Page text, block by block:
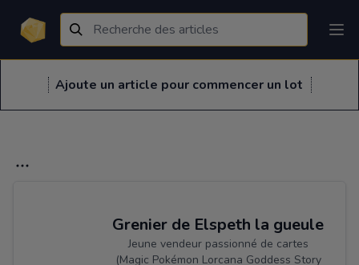
Grenier de Elspeth la gueule
Jeune vendeur passionné de cartes
(Magic Pokémon Lorcana Goddess Story
Ajoute un article pour commencer un lot